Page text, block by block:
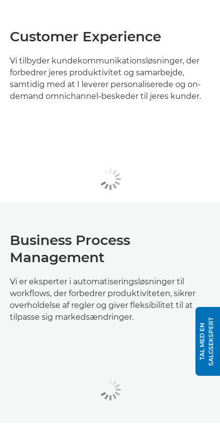
Customer Experience
Vi tilbyder kundekommunikationsløsninger, der
forbedrer jeres produktivitet og samarbejde,
samtidig med at I leverer personaliserede og on-
demand omnichannel-beskeder til jeres kunder.
Business Process
Management
Vi er eksperter i automatiseringsløsninger til
workflows, der forbedrer produktiviteten, sikrer
overholdelse af regler og giver fleksibilitet til at
tilpasse sig markedsændringer.
T
A
L
M
E
D
E
N
S
A
L
G
S
E
K
S
P
E
RT